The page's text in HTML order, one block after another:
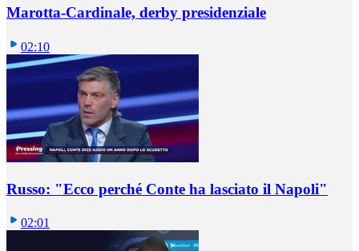
Marotta-Cardinale, derby presidenziale
02:10
Russo: "Ecco perché Conte ha lasciato il Napoli"
02:01